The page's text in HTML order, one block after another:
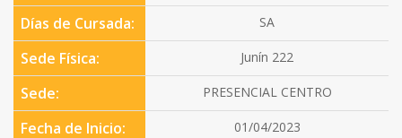
Días de Cursada: SA
Sede Física: Junín 222
Sede: PRESENCIAL CENTRO
Fecha de Inicio: 01/04/2023